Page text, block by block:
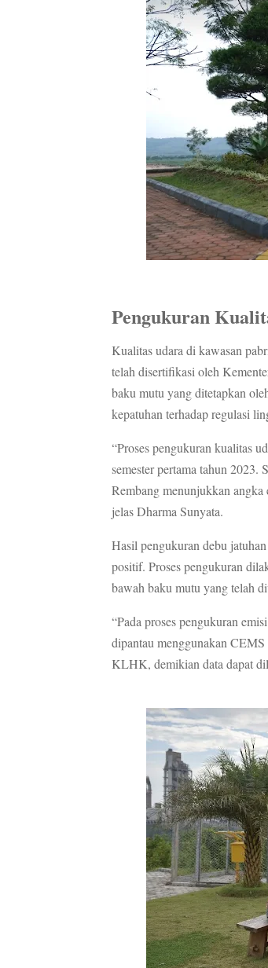
Pengukuran
Kualitas udara di kawasan
telah disertifikasi oleh
baku mutu yang ditetapkan
kepatuhan terhadap regulasi
“Proses pengukuran kualitas
semester pertama tahun 2023.
Rembang menunjukkan
jelas Dharma Sunyata.
Hasil pengukuran debu
positif. Proses pengukuran
bawah baku mutu yang telah
“Pada proses pengukuran
dipantau menggunakan
KLHK, demikian data dapat